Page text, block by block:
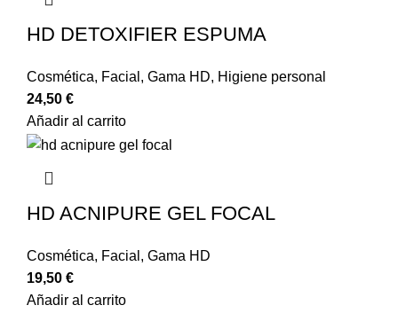
HD DETOXIFIER ESPUMA
Cosmética, Facial , Gama HD, Higiene personal
24,50 €
Añadir al carrito
HD ACNIPURE GEL FOCAL
Cosmética, Facial , Gama HD
19,50 €
Añadir al carrito